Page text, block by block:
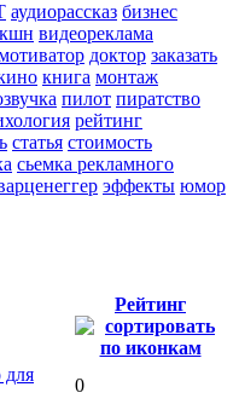
аудиорассказ бизнес
видеореклама
доктор заказать
книга монтаж
пилот пиратство
рейтинг
статья стоимость
сьемка рекламного
эффекты юмор
Рейтинг
0